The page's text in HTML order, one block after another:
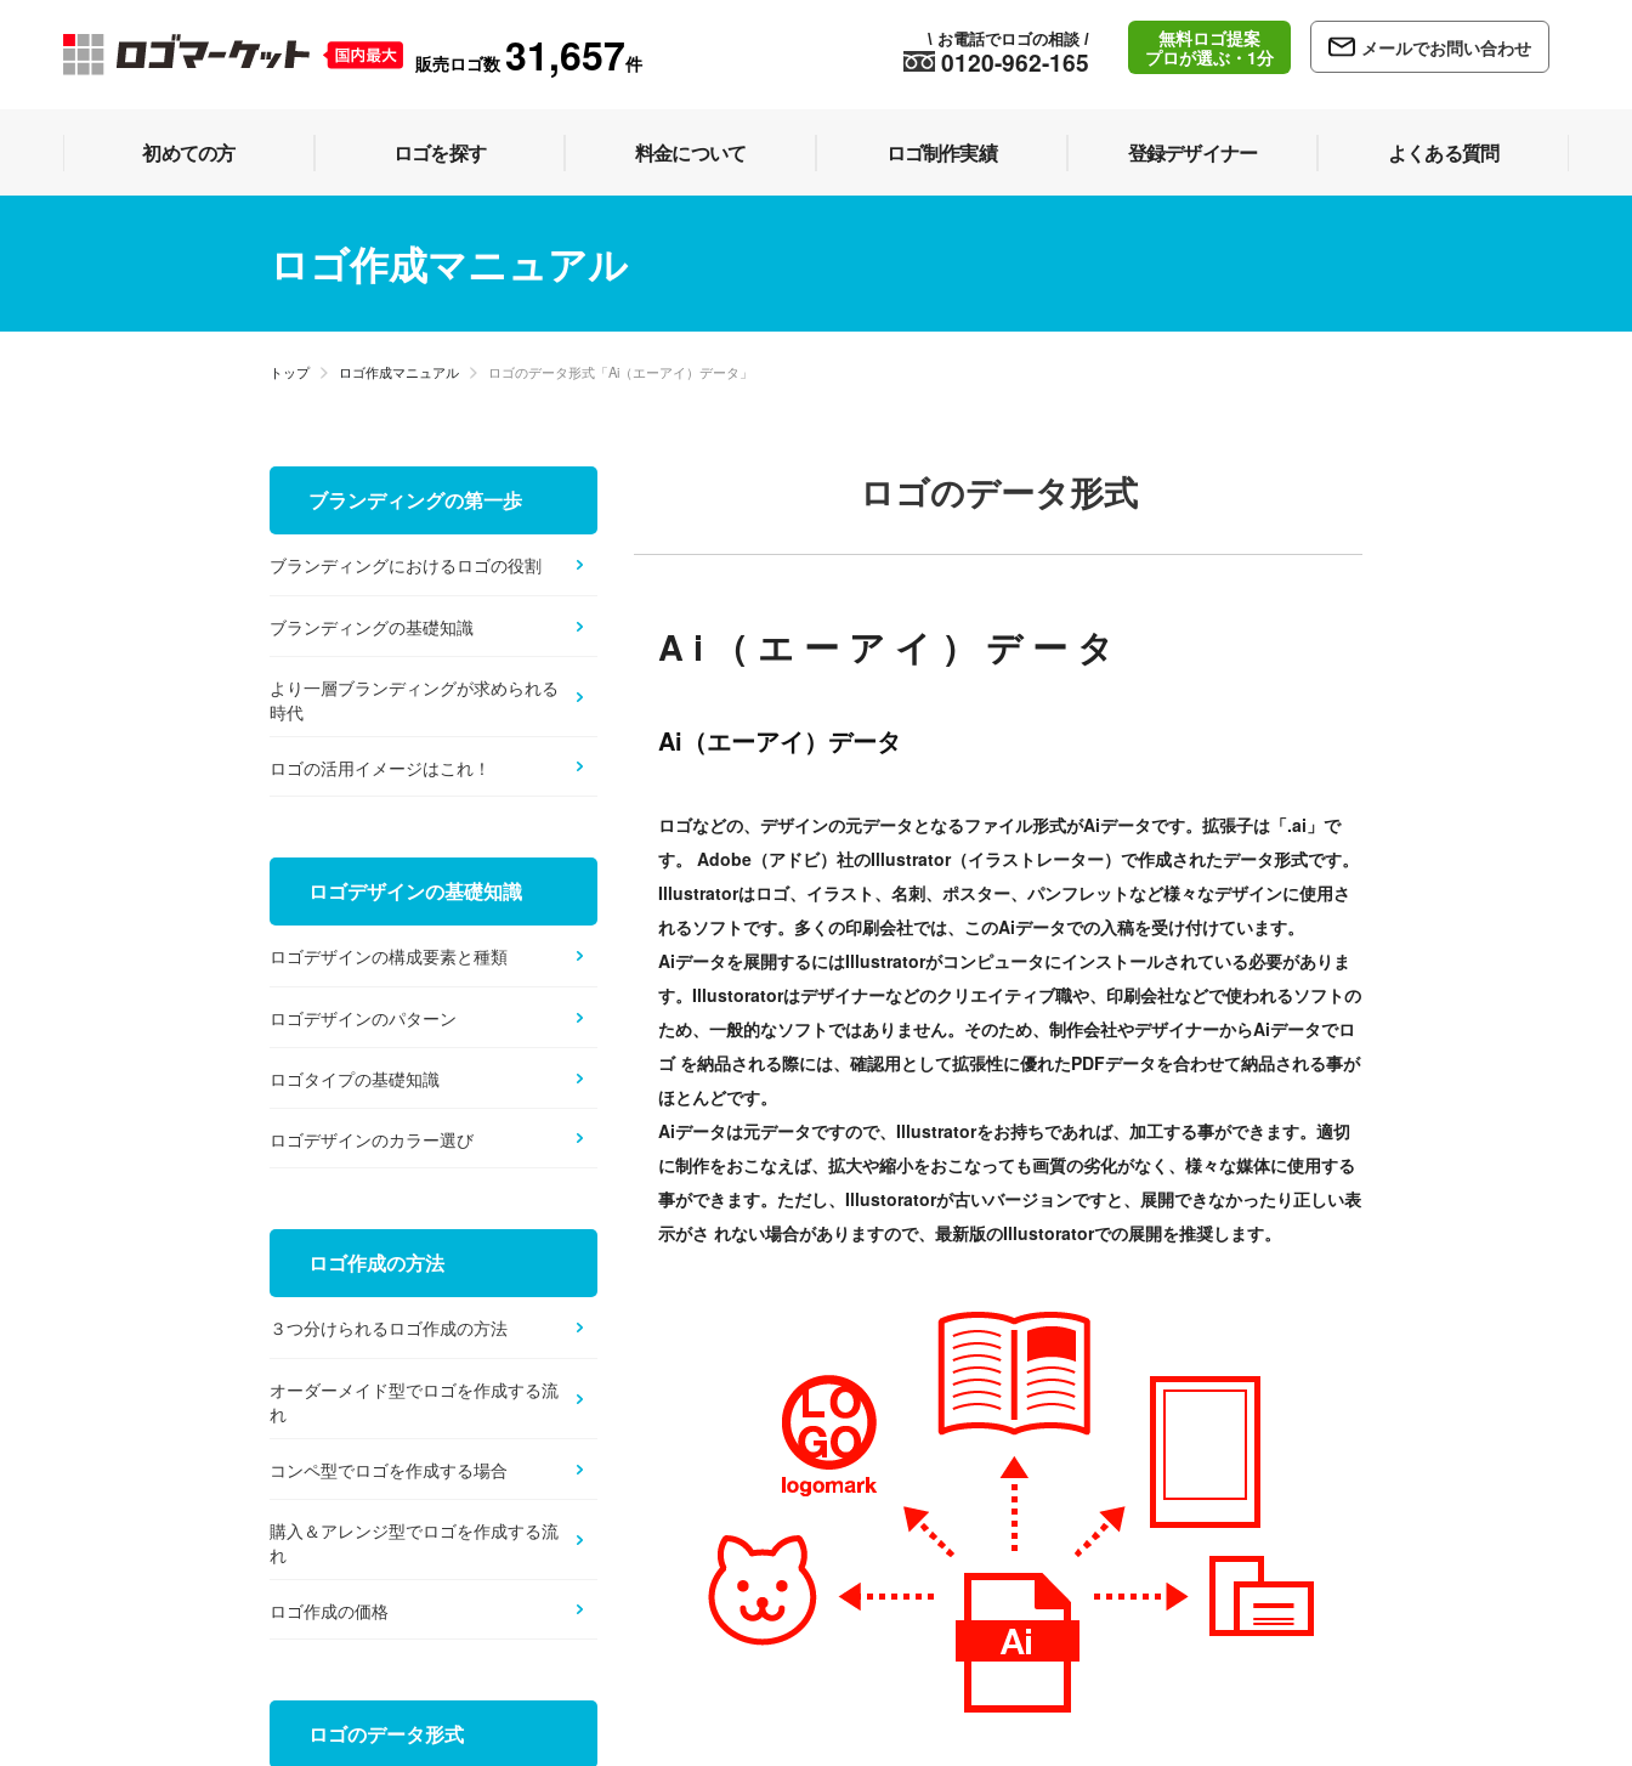
販売ロゴ数 31,657件 0120-962-165
\ お電話でロゴの相談 /
無料ロゴ提案
プロが選ぶ・1分
メールでお問い合わせ
初めての方 ロゴを探す 料金について ロゴ制作実績 登録デザイナー よくある質問
ロゴ作成マニュアル
トップ ロゴ作成マニュアル ロゴのデータ形式「Ai（エーアイ）データ」
ロゴのデータ形式
Ai（エーアイ）データ
Ai（エーアイ）データ
ロゴなどの、デザインの元データとなるファイル形式がAiデータです。拡張子は「.ai」で
す。 Adobe（アドビ）社のIllustrator（イラストレーター）で作成されたデータ形式です。
Illustratorはロゴ、イラスト、名刺、ポスター、パンフレットなど様々なデザインに使用さ
れるソフトです。多くの印刷会社では、このAiデータでの入稿を受け付けています。
Aiデータを展開するにはIllustratorがコンピュータにインストールされている必要がありま
す。Illustoratorはデザイナーなどのクリエイティブ職や、印刷会社などで使われるソフトの
ため、一般的なソフトではありません。そのため、制作会社やデザイナーからAiデータでロ
ゴ を納品される際には、確認用として拡張性に優れたPDFデータを合わせて納品される事が
ほとんどです。
Aiデータは元データですので、Illustratorをお持ちであれば、加工する事ができます。適切
に制作をおこなえば、拡大や縮小をおこなっても画質の劣化がなく、様々な媒体に使用する
事ができます。ただし、Illustoratorが古いバージョンですと、展開できなかったり正しい表
示がさ れない場合がありますので、最新版のIllustoratorでの展開を推奨します。
ブランディングの第一歩
ブランディングにおけるロゴの役割
ブランディングの基礎知識
より一層ブランディングが求められる
時代
ロゴの活用イメージはこれ！
ロゴデザインの基礎知識
ロゴデザインの構成要素と種類
ロゴデザインのパターン
ロゴタイプの基礎知識
ロゴデザインのカラー選び
ロゴ作成の方法
３つ分けられるロゴ作成の方法
オーダーメイド型でロゴを作成する流
れ
コンペ型でロゴを作成する場合
購入＆アレンジ型でロゴを作成する流
れ
ロゴ作成の価格
ロゴのデータ形式